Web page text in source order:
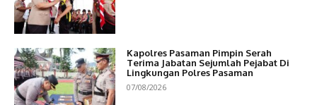
Kapolres Pasaman Pimpin Serah
Terima Jabatan Sejumlah Pejabat Di
Lingkungan Polres Pasaman
07/08/2026